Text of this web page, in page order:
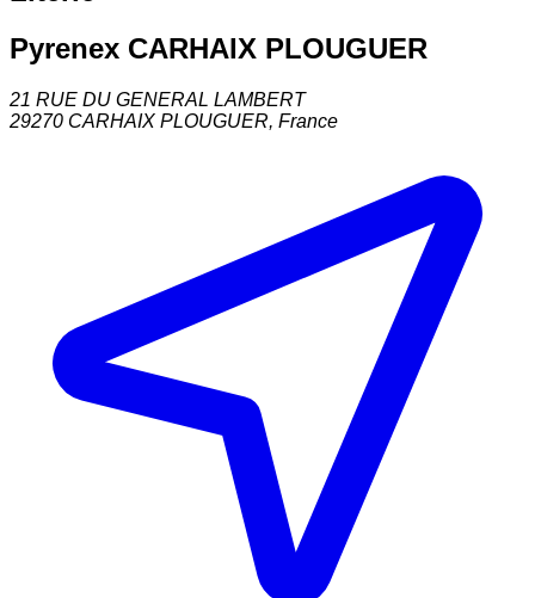
Pyrenex CARHAIX PLOUGUER
21 RUE DU GENERAL LAMBERT
29270 CARHAIX PLOUGUER, France